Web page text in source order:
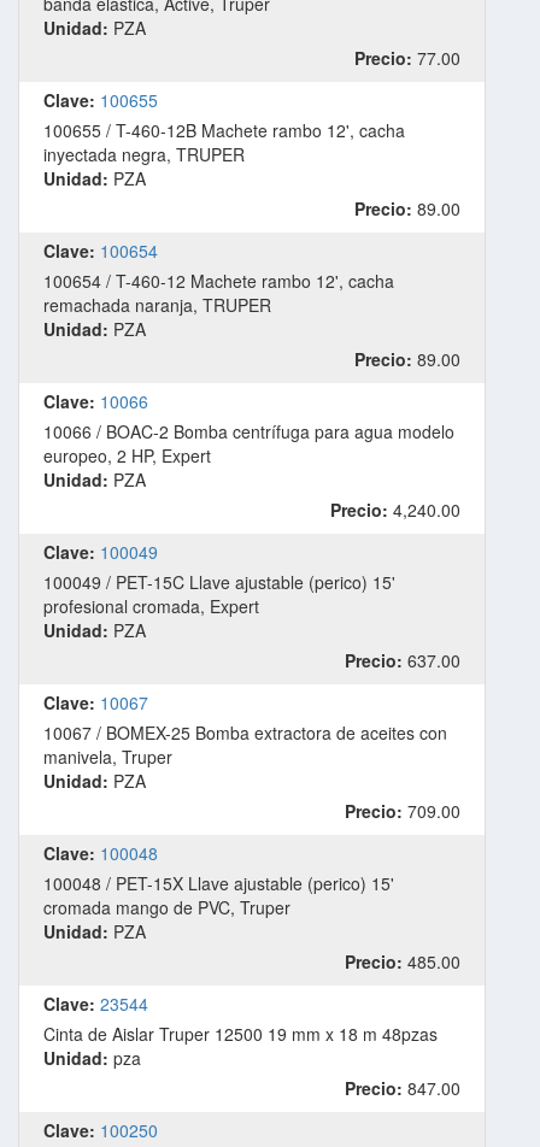
Unidad: PZA
Precio: 77.00
Clave: 100655
100655 / T-460-12B Machete rambo 12', cacha
inyectada negra, TRUPER
Unidad: PZA
Precio: 89.00
Clave: 100654
100654 / T-460-12 Machete rambo 12', cacha
remachada naranja, TRUPER
Unidad: PZA
Precio: 89.00
Clave: 10066
10066 / BOAC-2 Bomba centrífuga para agua modelo
europeo, 2 HP, Expert
Unidad: PZA
Precio: 4,240.00
Clave: 100049
100049 / PET-15C Llave ajustable (perico) 15'
profesional cromada, Expert
Unidad: PZA
Precio: 637.00
Clave: 10067
10067 / BOMEX-25 Bomba extractora de aceites con
manivela, Truper
Unidad: PZA
Precio: 709.00
Clave: 100048
100048 / PET-15X Llave ajustable (perico) 15'
cromada mango de PVC, Truper
Unidad: PZA
Precio: 485.00
Clave: 23544
Cinta de Aislar Truper 12500 19 mm x 18 m 48pzas
Unidad: pza
Precio: 847.00
Clave: 100250